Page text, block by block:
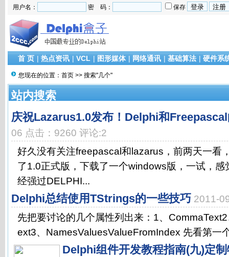
用户名： 密 码： 保存
首 页 | 热点资讯 | VCL | 图形媒体 | 网络通讯 | 基础算法 | 硬件系
您现在的位置： 首页 >> 搜索"几个"
站内搜索
庆祝Lazarus1.0发布！Delphi和
06 点击：9260 评论:2
好久没有关注freepascal和lazarus，前两天一看
了1.0正式版，下载了一个windows版，一试，感
经强过DELPHI...
Delphi总结使用TStrings的一些技巧 2011-
先把要讨论的几个属性列出来：1、
ext3、NamesValuesValueFromIndex 先看第一
Delphi组件开发教程指南(九)定